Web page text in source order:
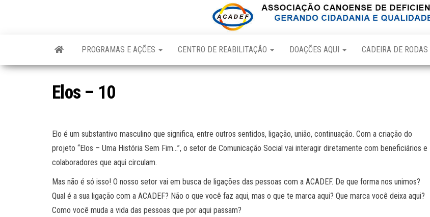
PROGRAMAS E AÇÕES CENTRO DE REABILITAÇÃO DOAÇÕES AQUI CADEIRA DE RODAS
Elos – 10
Elo é um substantivo masculino que significa, entre outros sentidos, ligação, união, continuação. Com a criação do
projeto “Elos – Uma História Sem Fim…”, o setor de Comunicação Social vai interagir diretamente com beneficiários e
colaboradores que aqui circulam.
Mas não é só isso! O nosso setor vai em busca de ligações das pessoas com a ACADEF. De que forma nos unimos?
Qual é a sua ligação com a ACADEF? Não o que você faz aqui, mas o que te marca aqui? Que marca você deixa aqui?
Como você muda a vida das pessoas que por aqui passam?